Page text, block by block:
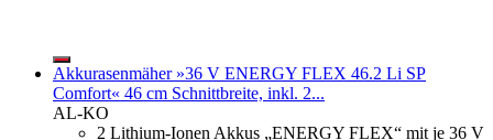
Akkurasenmäher »36 V ENERGY FLEX 46.2 Li SP
Comfort« 46 cm Schnittbreite, inkl. 2...
AL-KO
2 Lithium-Ionen Akkus „ENERGY FLEX“ mit je 36 V